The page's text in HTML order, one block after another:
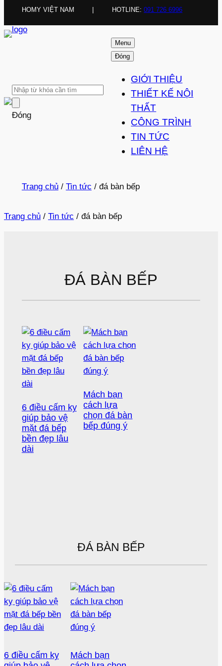
HOMY VIỆT NAM HOTLINE:091 726 6996
Đóng
Menu
Đóng
GIỚI THIỆU
THIẾT KẾ NỘI
THẤT
CÔNG TRÌNH
TIN TỨC
LIÊN HỆ
Trang chủ/ Tin tức / đá bàn bếp
Trang chủ / Tin tức / đá bàn bếp
ĐÁ BÀN BẾP
6 điều cấm kỵ
giúp bảo vệ
mặt đá bếp
bền đẹp lâu
dài
Mách bạn
cách lựa
chọn đá bàn
bếp đúng ý
ĐÁ BÀN BẾP
6 điều cấm kỵ
Mách bạn